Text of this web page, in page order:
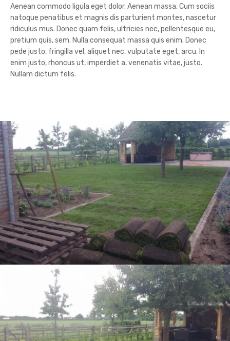
Aenean commodo ligula eget dolor. Aenean massa. Cum sociis
natoque penatibus et magnis dis parturient montes, nascetur
ridiculus mus. Donec quam felis, ultricies nec, pellentesque eu,
pretium quis, sem. Nulla consequat massa quis enim. Donec
pede justo, fringilla vel, aliquet nec, vulputate eget, arcu. In
enim justo, rhoncus ut, imperdiet a, venenatis vitae, justo.
Nullam dictum felis.